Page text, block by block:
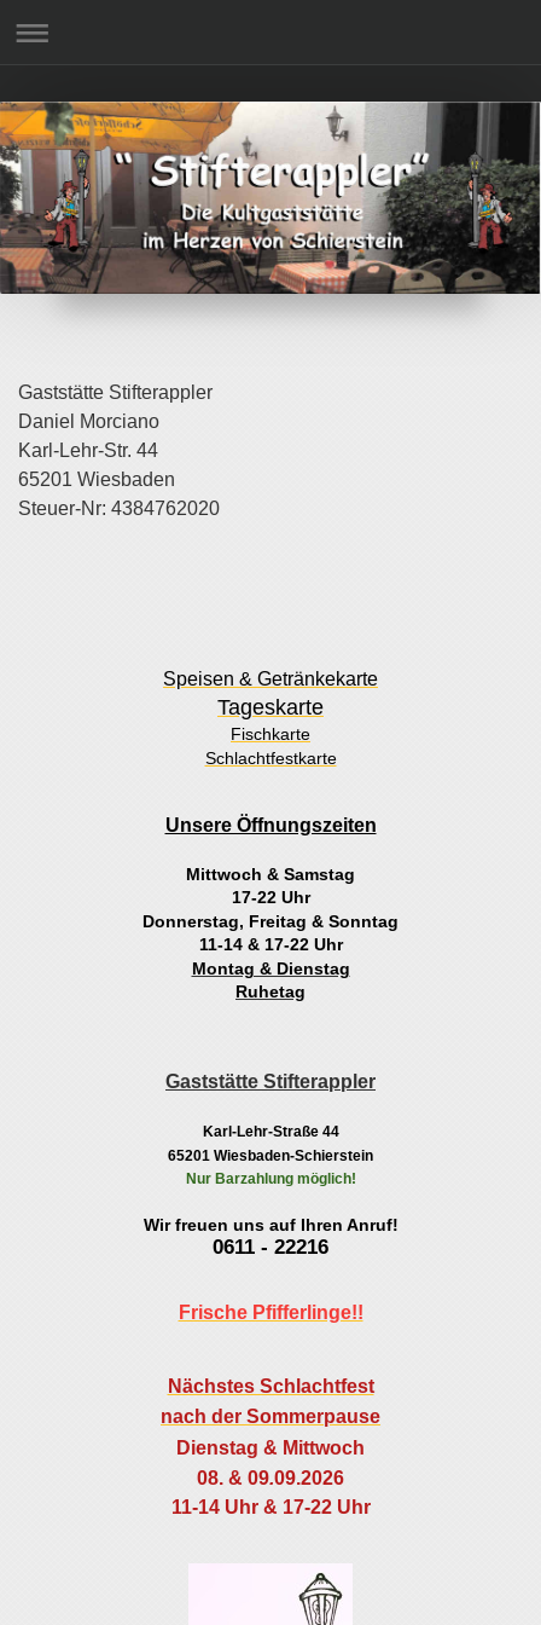
Gaststätte Stifterappler
Daniel Morciano
Karl-Lehr-Str. 44
65201 Wiesbaden
Steuer-Nr: 4384762020
Speisen & Getränkekarte
Tageskarte
Fischkarte
Schlachtfestkarte
Unsere Öffnungszeiten
Mittwoch & Samstag
17-22 Uhr
Donnerstag, Freitag & Sonntag
11-14 & 17-22 Uhr
Montag & Dienstag
Ruhetag
Gaststätte Stifterappler
Karl-Lehr-Straße 44
65201 Wiesbaden-Schierstein
Nur Barzahlung möglich!
Wir freuen uns auf Ihren Anruf!
0611 - 22216
Frische Pfifferlinge!!
Nächstes Schlachtfest
nach der Sommerpause
Dienstag & Mittwoch
08. & 09.09.2026
11-14 Uhr & 17-22 Uhr